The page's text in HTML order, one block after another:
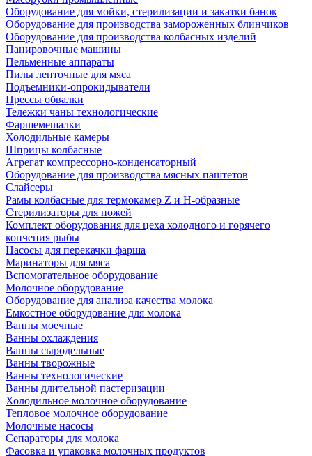
Оборудование для мойки, стерилизации и закатки банок
Оборудование для производства замороженных блинчиков
Оборудование для производства колбасных изделий
Панировочные машины
Пельменные аппараты
Пилы ленточные для мяса
Подъемники-опрокидыватели
Прессы обвалки
Тележки чаны технологические
Фаршемешалки
Холодильные камеры
Шприцы колбасные
Агрегат компрессорно-конденсаторный
Оборудование для производства мясных паштетов
Слайсеры
Рамы колбасные для термокамер Z и H-образные
Стерилизаторы для ножей
Комплект оборудования для цеха холодного и горячего
копчения рыбы
Насосы для перекачки фарша
Маринаторы для мяса
Вспомогательное оборудование
Молочное оборудование
Оборудование для анализа качества молока
Емкостное оборудование для молока
Ванны моечные
Ванны охлаждения
Ванны сыродельные
Ванны творожные
Ванны технологические
Ванны длительной пастеризации
Холодильное молочное оборудование
Тепловое молочное оборудование
Молочные насосы
Сепараторы для молока
Фасовка и упаковка молочных продуктов